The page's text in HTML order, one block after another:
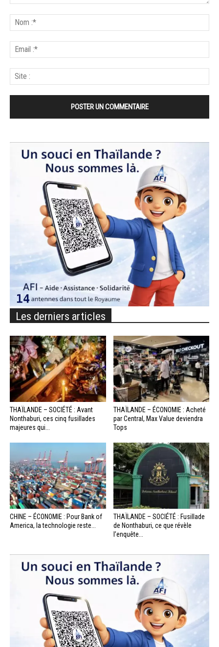
Les derniers articles
THAÏLANDE – SOCIÉTÉ : Avant
Nonthaburi, ces cinq fusillades
majeures qui...
THAÏLANDE – ÉCONOMIE : Acheté
par Central, Max Value deviendra
Tops
CHINE – ÉCONOMIE : Pour Bank of
America, la technologie reste...
THAÏLANDE – SOCIÉTÉ : Fusillade
de Nonthaburi, ce que révèle
l’enquête...